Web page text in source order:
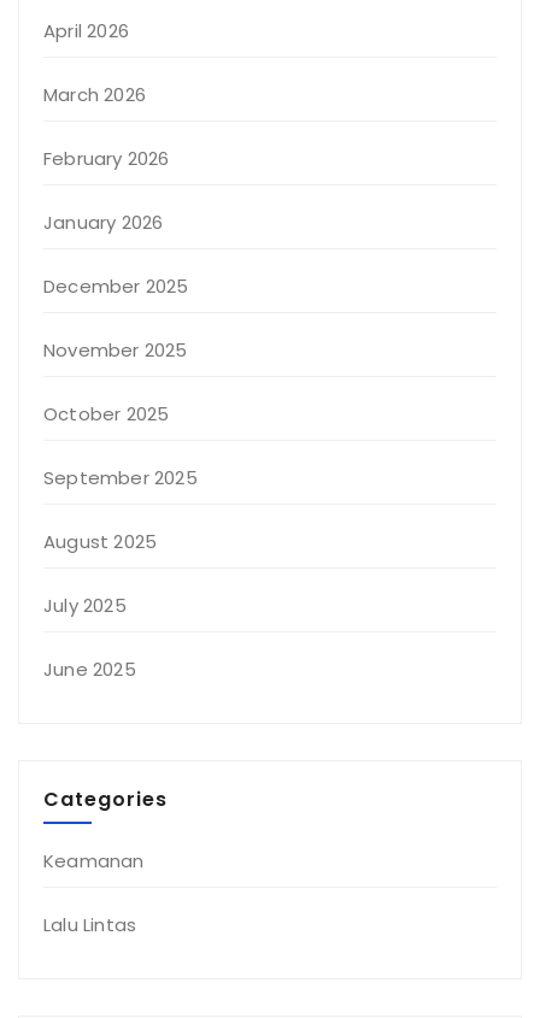
April 2026
March 2026
February 2026
January 2026
December 2025
November 2025
October 2025
September 2025
August 2025
July 2025
June 2025
Categories
Keamanan
Lalu Lintas